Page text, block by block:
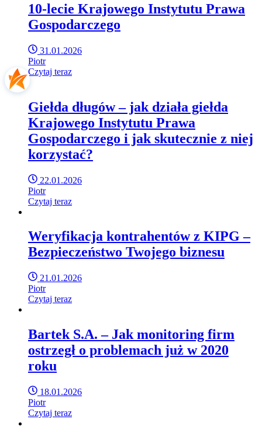
10-lecie Krajowego Instytutu Prawa
Gospodarczego
31.01.2026
Piotr
Czytaj teraz
Giełda długów – jak działa giełda
Krajowego Instytutu Prawa
Gospodarczego i jak skutecznie z niej
korzystać?
22.01.2026
Piotr
Czytaj teraz
Weryfikacja kontrahentów z KIPG –
Bezpieczeństwo Twojego biznesu
21.01.2026
Piotr
Czytaj teraz
Bartek S.A. – Jak monitoring firm
ostrzegł o problemach już w 2020
roku
18.01.2026
Piotr
Czytaj teraz